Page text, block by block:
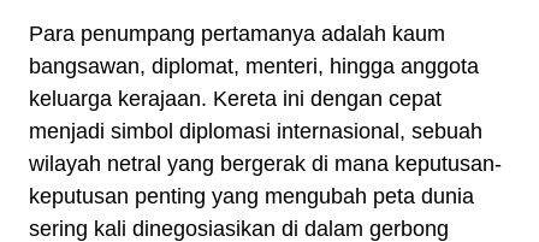
Para penumpang pertamanya adalah kaum
bangsawan, diplomat, menteri, hingga anggota
keluarga kerajaan. Kereta ini dengan cepat
menjadi simbol diplomasi internasional, sebuah
wilayah netral yang bergerak di mana keputusan-
keputusan penting yang mengubah peta dunia
sering kali dinegosiasikan di dalam gerbong